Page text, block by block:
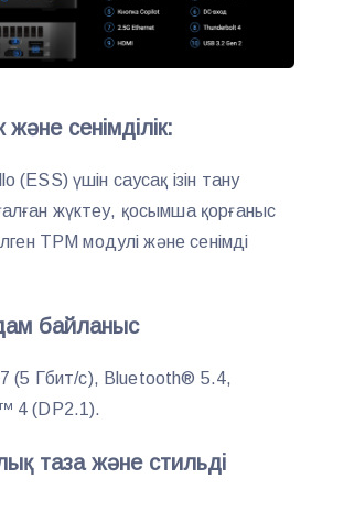
және сенімділік:
(ESS) үшін саусақ ізін тану
жүктеу, қосымша қорғаныс
TPM модулі және сенімді
байланыс
(5 Гбит/с), Bluetooth® 5.4,
4 (DP2.1).
таза және стильді